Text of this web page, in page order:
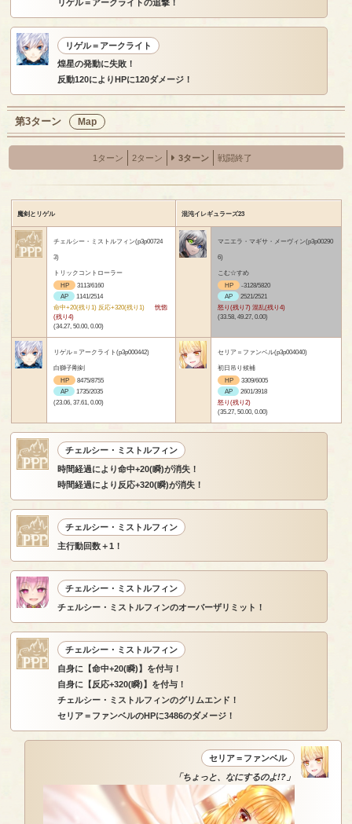
リゲル＝アークライトの追撃！
リゲル＝アークライト
煌星の発動に失敗！
反動120によりHPに120ダメージ！
第3ターン Map
1ターン 2ターン 3ターン 戦闘終了
魔剣とリゲル 混沌イレギュラーズ23
チェルシー・ミストルフィン(p3p00724
3)
トリックコントローラー
HP
3113/6160
AP
1141/2514
命中+20(残り1) 反応+320(残り1)
恍惚
(残り4)
(34.27, 50.00, 0.00)
マニエラ・マギサ・メーヴィン(p3p00290
6)
こむ☆すめ
HP
-3128/5820
AP
2521/2521
怒り(残り7) 混乱(残り4)
(33.58, 49.27, 0.00)
リゲル＝アークライト(p3p000442)
白獅子剛剣
HP
8475/8755
AP
1735/2035
(23.06, 37.61, 0.00)
セリア＝ファンベル(p3p004040)
初日吊り候補
HP
3309/6005
AP
2601/3918
怒り(残り2)
(35.27, 50.00, 0.00)
チェルシー・ミストルフィン
時間経過により命中+20(瞬)が消失！
時間経過により反応+320(瞬)が消失！
チェルシー・ミストルフィン
主行動回数＋1！
チェルシー・ミストルフィン
チェルシー・ミストルフィンのオーバーザリミット！
チェルシー・ミストルフィン
自身に【命中+20(瞬)】を付与！
自身に【反応+320(瞬)】を付与！
チェルシー・ミストルフィンのグリムエンド！
セリア＝ファンベルのHPに3486のダメージ！
セリア＝ファンベル
「ちょっと、なにするのよ!?」